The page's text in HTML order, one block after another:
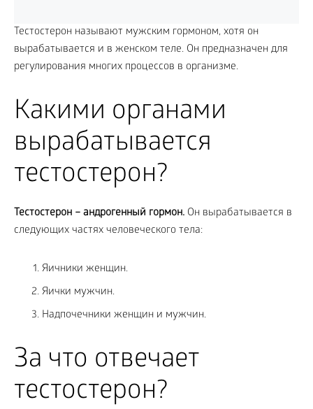
Тестостерон называют мужским гормоном, хотя он
вырабатывается и в женском теле. Он предназначен для
регулирования многих процессов в организме.
Какими органами
вырабатывается
тестостерон?
Тестостерон – андрогенный гормон. Он вырабатывается в
следующих частях человеческого тела:
Яичники женщин.
Яички мужчин.
Надпочечники женщин и мужчин.
За что отвечает
тестостерон?